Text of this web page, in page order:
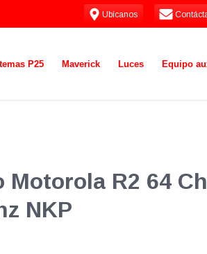
Ubícanos
P25 Maverick Luces Equipo
R2 64
NKP